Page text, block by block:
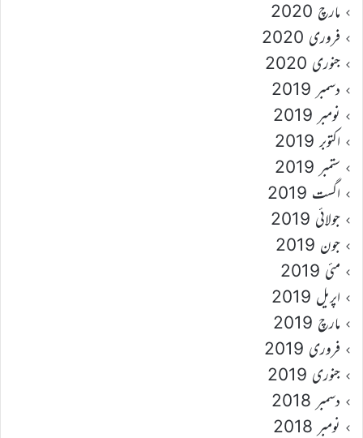
مارچ 2020
فروری 2020
جنوری 2020
دسمبر 2019
نومبر 2019
اکتوبر 2019
ستمبر 2019
اگست 2019
جولائی 2019
جون 2019
مئی 2019
اپریل 2019
مارچ 2019
فروری 2019
جنوری 2019
دسمبر 2018
نومبر 2018